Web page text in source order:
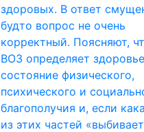
здоровых. В ответ
будто вопрос не очень
корректный. Поясняют,
ВОЗ определяет
состояние физического,
психического и
благополучия и, если
из этих частей